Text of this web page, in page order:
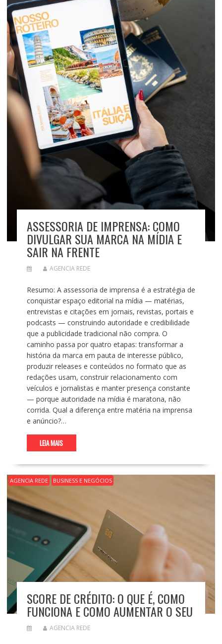
ASSESSORIA DE IMPRENSA: COMO
DIVULGAR SUA MARCA NA MÍDIA E
SAIR NA FRENTE
AGENCIA REDE
Resumo: A assessoria de imprensa é a estratégia de
conquistar espaço editorial na mídia — matérias,
entrevistas e citações em jornais, revistas, portais e
podcasts — construindo autoridade e credibilidade
que a publicidade tradicional não compra. O
caminho passa por quatro etapas: transformar a
história da marca em pauta de interesse público,
produzir releases e conteúdos no formato que as
redações usam, construir relacionamento com
veículos e jornalistas e manter presença constante
— porque autoridade na mídia é maratona, não
corrida. Qual a diferença entre matéria na imprensa
e anúncio?…
LEIA MAIS
AGENCIA REDE BUSINESS E NEGÓCIOS
SCORE DE CRÉDITO: O QUE É, COMO
FUNCIONA E COMO AUMENTAR O SEU
AGENCIA REDE